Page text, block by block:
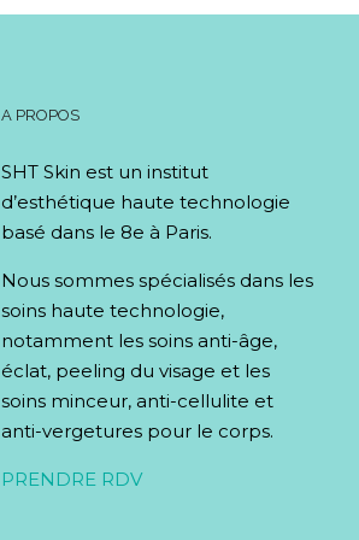
A PROPOS
SHT Skin est un institut
d’esthétique haute technologie
basé dans le 8e à Paris.
Nous sommes spécialisés dans les
soins haute technologie,
notamment les soins anti-âge,
éclat, peeling du visage et les
soins minceur, anti-cellulite et
anti-vergetures pour le corps.
PRENDRE RDV